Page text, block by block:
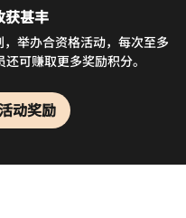
获甚丰
举办合资格活动，每次至多
可赚取更多奖励积分。
动奖励